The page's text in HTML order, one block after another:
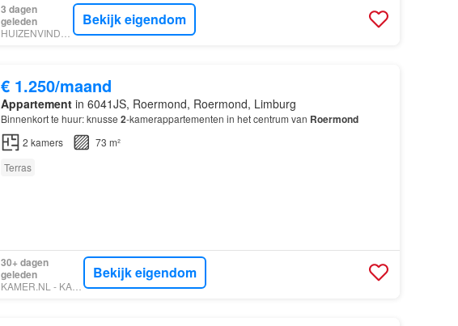
3 dagen
geleden
Bekijk eigendom
€ 1.250/maand
Appartementin 6041JS, Roermond, Roermond, Limburg
Binnenkort te huur: knusse 2-kamerappartementen in het centrum van Roermond
2 kamers
73 m²
Terras
30+ dagen
geleden
KAMER.NL - KAMER NI
Bekijk eigendom